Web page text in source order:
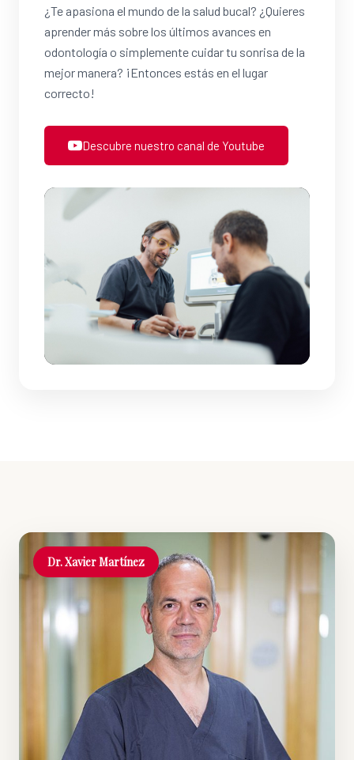
¿Te apasiona el mundo de la salud bucal? ¿Quieres
aprender más sobre los últimos avances en
odontología o simplemente cuidar tu sonrisa de la
mejor manera? ¡Entonces estás en el lugar
correcto!
Descubre nuestro canal de Youtube
Dr. Xavier Martínez